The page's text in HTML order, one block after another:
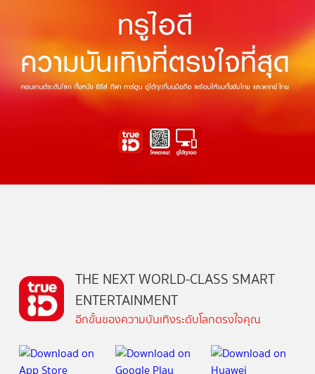
THE NEXT WORLD-CLASS SMART
ENTERTAINMENT
อีกขั้นของความบันเทิงระดับโลกตรงใจคุณ